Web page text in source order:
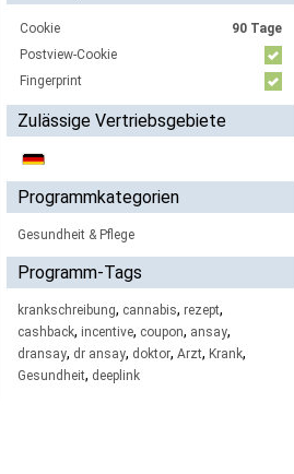
Cookie
90 Tage
Postview-Cookie
Fingerprint
Zulässige Vertriebsgebiete
Programmkategorien
Gesundheit & Pflege
Programm-Tags
krankschreibung, cannabis, rezept,
cashback, incentive, coupon, ansay,
dransay, dr ansay, doktor, Arzt, Krank,
Gesundheit, deeplink